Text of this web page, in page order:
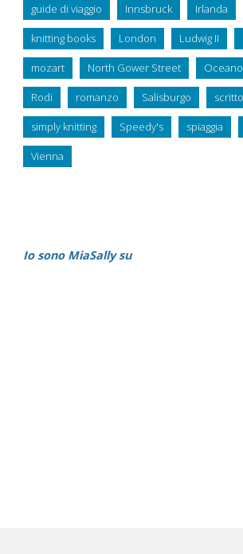
guide di viaggio Innsbruck Irlanda
knitting books London Ludwig II
mozart North Gower Street Oceano
Rodi romanzo Salisburgo
simply knitting Speedy's spiaggia
Vienna
Io sono MiaSally su